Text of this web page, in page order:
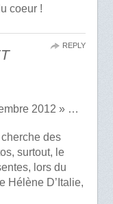
coeur !
2012 » …
des
surtout, le
lors du
Hélène D’Italie,
REPLY